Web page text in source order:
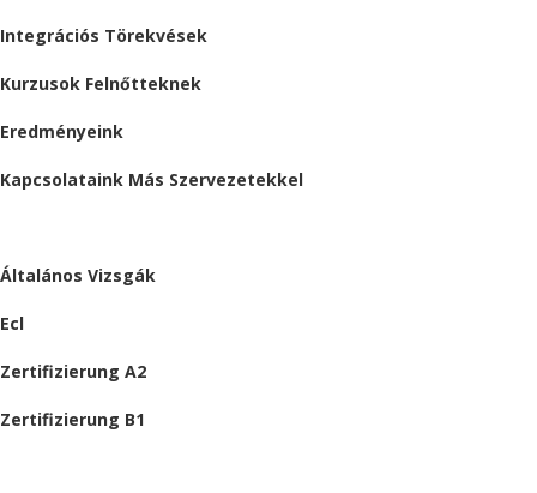
Integrációs Törekvések
Kurzusok Felnőtteknek
Eredményeink
Kapcsolataink Más Szervezetekkel
Általános Vizsgák
Ecl
Zertifizierung A2
Zertifizierung B1